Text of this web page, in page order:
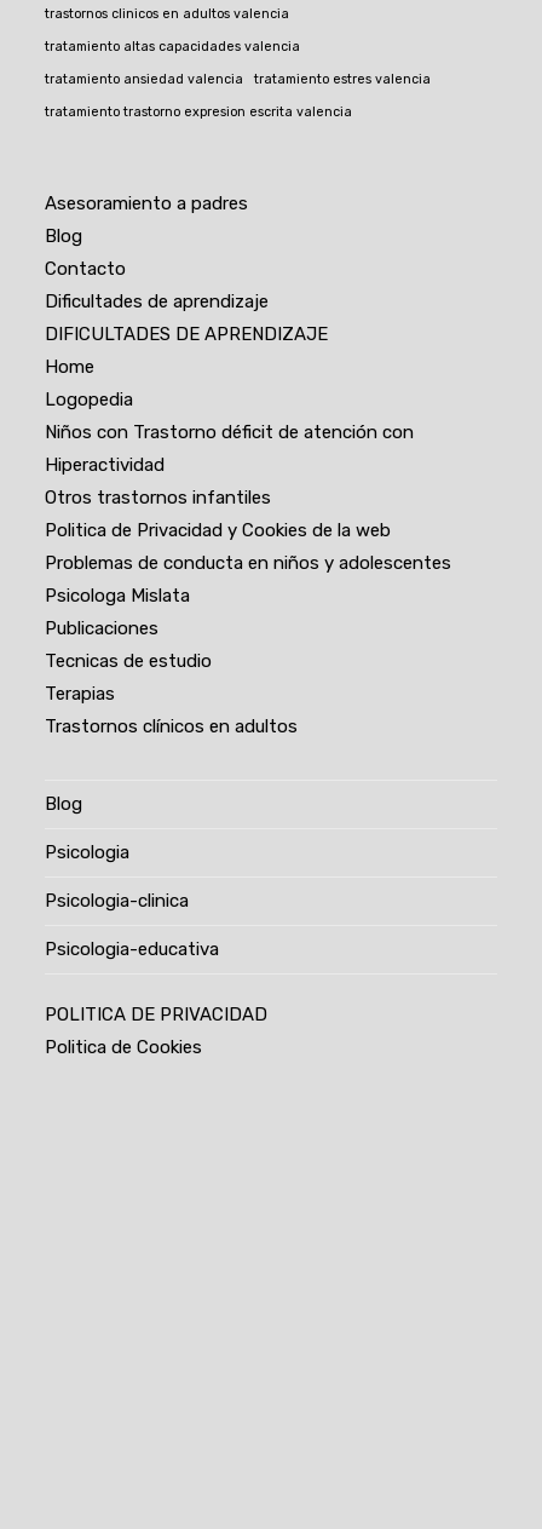
trastornos clinicos en adultos valencia
tratamiento altas capacidades valencia
tratamiento ansiedad valencia tratamiento estres valencia
tratamiento trastorno expresion escrita valencia
Asesoramiento a padres
Blog
Contacto
Dificultades de aprendizaje
DIFICULTADES DE APRENDIZAJE
Home
Logopedia
Niños con Trastorno déficit de atención con
Hiperactividad
Otros trastornos infantiles
Politica de Privacidad y Cookies de la web
Problemas de conducta en niños y adolescentes
Psicologa Mislata
Publicaciones
Tecnicas de estudio
Terapias
Trastornos clínicos en adultos
Blog
Psicologia
Psicologia-clinica
Psicologia-educativa
POLITICA DE PRIVACIDAD
Politica de Cookies